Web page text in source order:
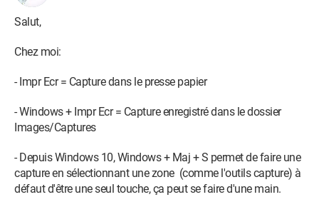
Salut,
Chez moi:
- Impr Ecr = Capture dans le presse papier
- Windows + Impr Ecr = Capture enregistré dans le dossier
Images/Captures
- Depuis Windows 10, Windows + Maj + S permet de faire une
capture en sélectionnant une zone (comme l'outils capture) à
défaut d'être une seul touche, ça peut se faire d'une main.